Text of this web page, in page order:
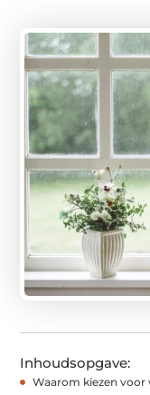
Inhoudsopgave:
Waarom kiezen voor